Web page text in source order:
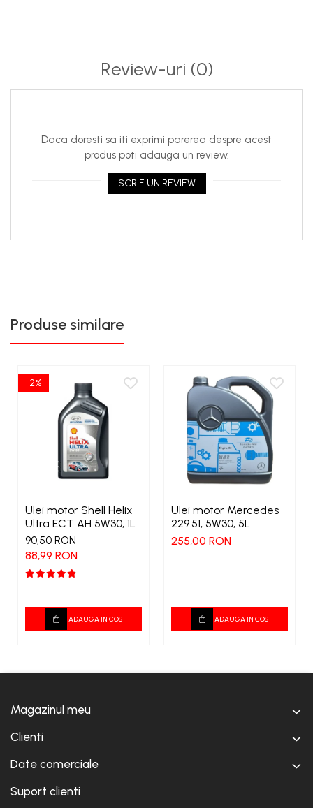
Review-uri (0)
Daca doresti sa iti exprimi parerea despre acest
produs poti adauga un review.
SCRIE UN REVIEW
Produse similare
-2%
Ulei motor Shell Helix
Ultra ECT AH 5W30, 1L
90,50 RON
88,99 RON
ADAUGA IN COS
Ulei motor Mercedes
229.51, 5W30, 5L
255,00 RON
ADAUGA IN COS
Magazinul meu
Clienti
Date comerciale
Suport clienti